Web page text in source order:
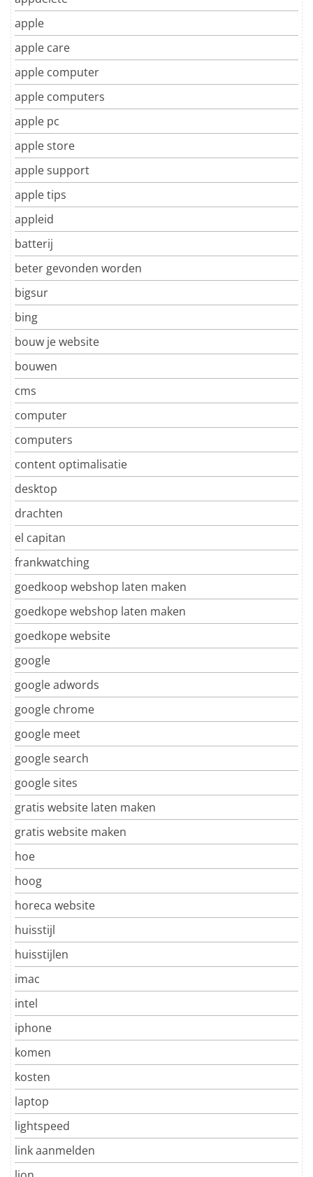
apple
apple care
apple computer
apple computers
apple pc
apple store
apple support
apple tips
appleid
batterij
beter gevonden worden
bigsur
bing
bouw je website
bouwen
cms
computer
computers
content optimalisatie
desktop
drachten
el capitan
frankwatching
goedkoop webshop laten maken
goedkope webshop laten maken
goedkope website
google
google adwords
google chrome
google meet
google search
google sites
gratis website laten maken
gratis website maken
hoe
hoog
horeca website
huisstijl
huisstijlen
imac
intel
iphone
komen
kosten
laptop
lightspeed
link aanmelden